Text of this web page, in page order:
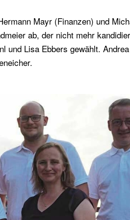
Mayr (Finanzen) und
ab, der nicht mehr
und Lisa Ebbers gewählt.